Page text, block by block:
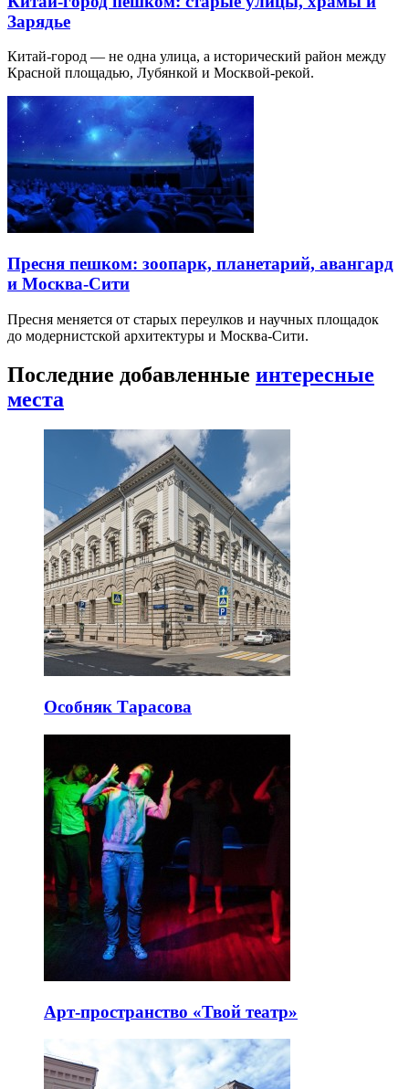
Зарядье
Китай-город — не одна улица, а исторический район между
Красной площадью, Лубянкой и Москвой-рекой.
Пресня пешком: зоопарк, планетарий, авангард
и Москва-Сити
Пресня меняется от старых переулков и научных площадок
до модернистской архитектуры и Москва-Сити.
Последние добавленные интересные
места
Особняк Тарасова
Арт-пространство «Твой театр»